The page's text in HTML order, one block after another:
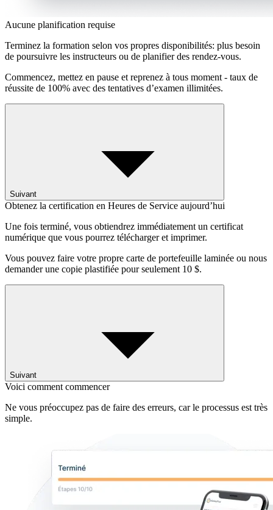
Aucune planification requise
Terminez la formation selon vos propres disponibilités: plus besoin
de poursuivre les instructeurs ou de planifier des rendez-vous.
Commencez, mettez en pause et reprenez à tous moment - taux de
réussite de 100% avec des tentatives d’examen illimitées.
Suivant
Obtenez la certification en Heures de Service aujourd’hui
Une fois terminé, vous obtiendrez immédiatement un certificat
numérique que vous pourrez télécharger et imprimer.
Vous pouvez faire votre propre carte de portefeuille laminée ou nous
demander une copie plastifiée pour seulement 10 $.
Suivant
Voici comment commencer
Ne vous préoccupez pas de faire des erreurs, car le processus est très
simple.